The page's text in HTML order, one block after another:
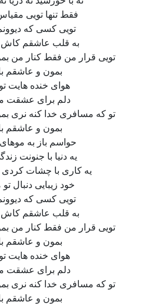
فقط تنها تویی
تویی کسی که
به قلب عاشقم کاش
تویی قرار من فقط کنار من
بمون و عاشقم
هوای خنده هایت
دلم برای عشقت
تو که مسافری خدا کنه نری
بمون و عاشقم
حواسم باز به موهای
یه دنیا با جنونت
یه کاری با چشات کردی
خود زیبایی دنبال
تویی کسی که
به قلب عاشقم کاش
تویی قرار من فقط کنار من
بمون و عاشقم
هوای خنده هایت
دلم برای عشقت
تو که مسافری خدا کنه نری
بمون و عاشقم